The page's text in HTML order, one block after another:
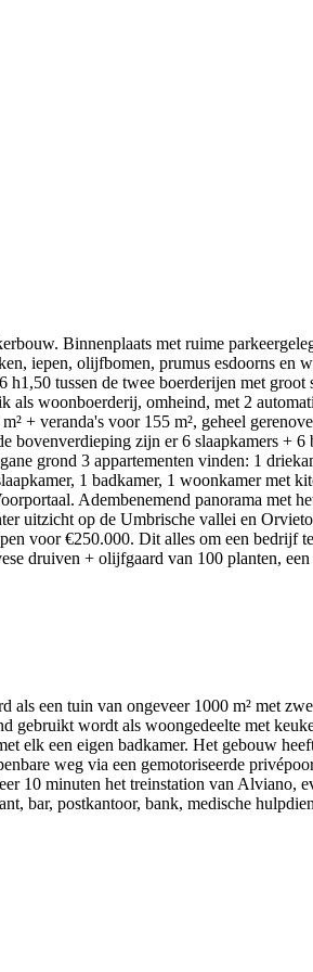
Binnenplaats met ruime
iepen, olijfbomen, prumus esdoorns en
tussen de twee boerderijen met
woonboerderij, omheind, met 2
+ veranda's voor 155 m², geheel
bovenverdieping zijn er 6 slaapkamers +
grond 3 appartementen vinden: 1
1 badkamer, 1 woonkamer met
Adembenemend panorama met
uitzicht op de Umbrische vallei en
voor €250.000. Dit alles om een bedrijf
druiven + olijfgaard van 100 planten,
een tuin van ongeveer 1000 m² met
wordt als woongedeelte met
elk een eigen badkamer. Het gebouw
weg via een gemotoriseerde
10 minuten het treinstation van Alviano,
bar, postkantoor, bank, medische